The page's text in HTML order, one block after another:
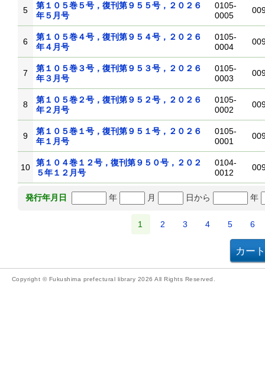
5
第１０５巻５号，復刊第９５５号，２０２６
年５月号
0105-
0005
6
第１０５巻４号，復刊第９５４号，２０２６
年４月号
0105-
0004
7
第１０５巻３号，復刊第９５３号，２０２６
年３月号
0105-
0003
8
第１０５巻２号，復刊第９５２号，２０２６
年２月号
0105-
0002
9
第１０５巻１号，復刊第９５１号，２０２６
年１月号
0105-
0001
10
第１０４巻１２号，復刊第９５０号，２０２
５年１２月号
0104-
0012
発行年月日 年 月 日から 年
1 2 3 4 5 6
Copyright © Fukushima prefectural library 2026 All Rights Reserved.